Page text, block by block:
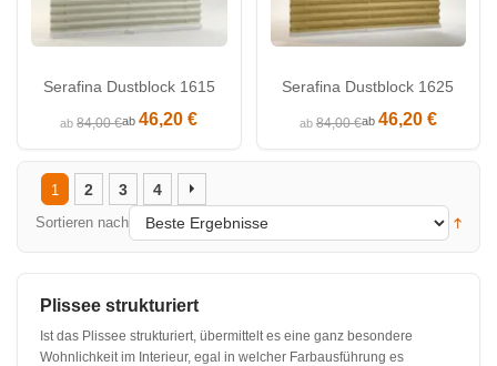
Serafina Dustblock 1615
ab84,00 €ab46,20 €
Serafina Dustblock 1625
ab84,00 €ab 46,20 €
Sortieren nach
1 2 3 4
Plissee strukturiert
Ist das Plissee strukturiert, übermittelt es eine ganz besondere
Wohnlichkeit im Interieur, egal in welcher Farbausführung es